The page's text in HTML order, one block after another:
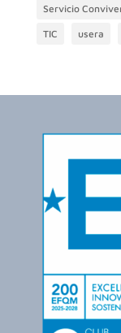
Servicio
TIC usera